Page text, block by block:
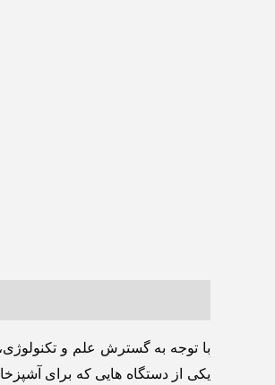
با توجه به گسترش علم و
یکی از دستگاه هایی که برای